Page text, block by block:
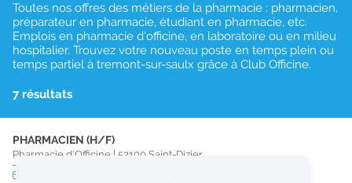
Toutes nos offres des métiers de la pharmacie : pharmacien,
préparateur en pharmacie, étudiant en pharmacie, etc.
Emplois en pharmacie d'officine, en laboratoire ou en milieu
hospitalier. Trouvez votre nouveau poste en temps plein ou
temps partiel à tremont-sur-saulx grâce à Club Officine.
7 résultats
PHARMACIEN (H/F)
Pharmacie d'Officine | 52100 Saint-Dizier